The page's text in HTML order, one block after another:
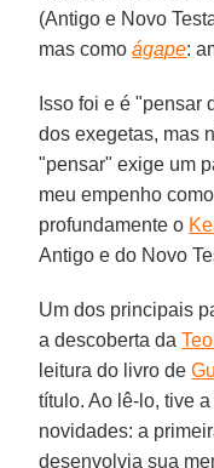
(Antigo e Novo
mas comoágape:
Isso foi e é "pensar
dos exegetas, mas
"pensar" exige um
meu empenho
profundamente o
Antigo e do Novo
Um dos principais
a descoberta da
leitura do livro de
título. Ao lê-lo, tive
novidades: a
desenvolvia sua